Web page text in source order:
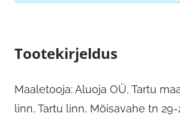
Tootekirjeldus
Maaletooja: Aluoja OÜ, Tartu
linn, Tartu linn, Mõisavahe tn 29-